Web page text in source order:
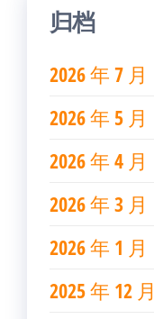
归档
2026 年 7 月
2026 年 5 月
2026 年 4 月
2026 年 3 月
2026 年 1 月
2025 年 12 月